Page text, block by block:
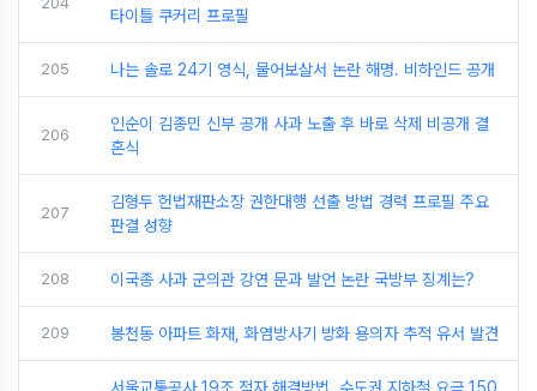
타이틀 쿠커리 프로필
205 나는 솔로 24기 영식, 물어보살서 논란 해명. 비하인드 공개
206
인순이 김종민 신부 공개 사과 노출 후 바로 삭제 비공개 결
혼식
207
김형두 헌법재판소장 권한대행 선출 방법 경력 프로필 주요
판결 성향
208 이국종 사과 군의관 강연 문과 발언 논란 국방부 징계는?
209 봉천동 아파트 화재, 화염방사기 방화 용의자 추적 유서 발견